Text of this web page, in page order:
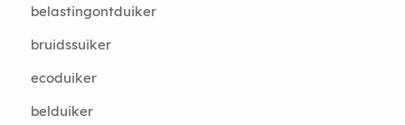
belastingontduiker
bruidssuiker
ecoduiker
belduiker